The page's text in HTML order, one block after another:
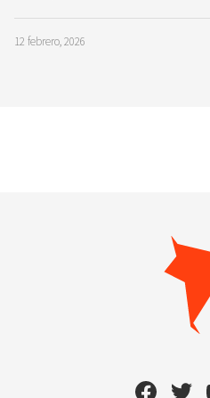
12 febrero, 2026